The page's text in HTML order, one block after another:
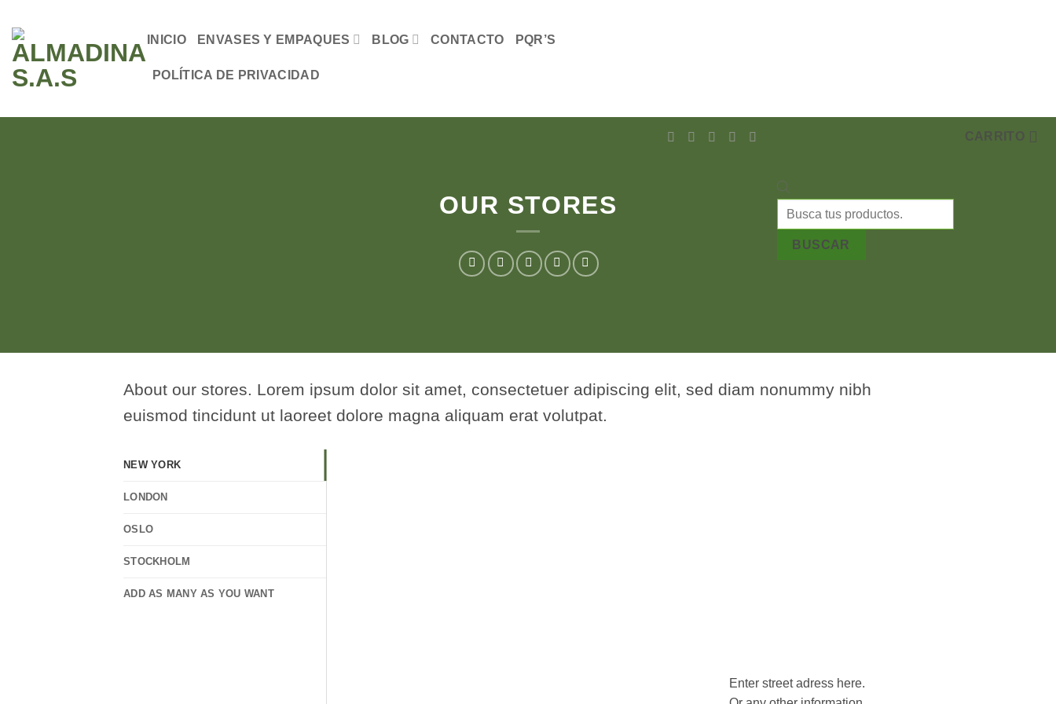
contenido
INICIO ENVASES Y EMPAQUES BLOG CONTACTO PQR’S
POLÍTICA DE PRIVACIDAD
Búsqueda
productos
BUSCAR
CARRITO
OUR STORES
About our stores. Lorem ipsum dolor sit amet, consectetuer adipiscing elit, sed diam nonummy nibh
euismod tincidunt ut laoreet dolore magna aliquam erat volutpat.
NEW YORK
LONDON
OSLO
STOCKHOLM
ADD AS MANY AS YOU WANT
Enter street adress here.